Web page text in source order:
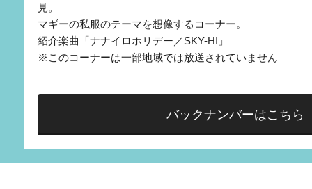
見。
マギーの私服のテーマを想像するコーナー。
紹介楽曲「ナナイロホリデー／SKY-HI」
※このコーナーは一部地域では放送されていません
バックナンバーはこちら